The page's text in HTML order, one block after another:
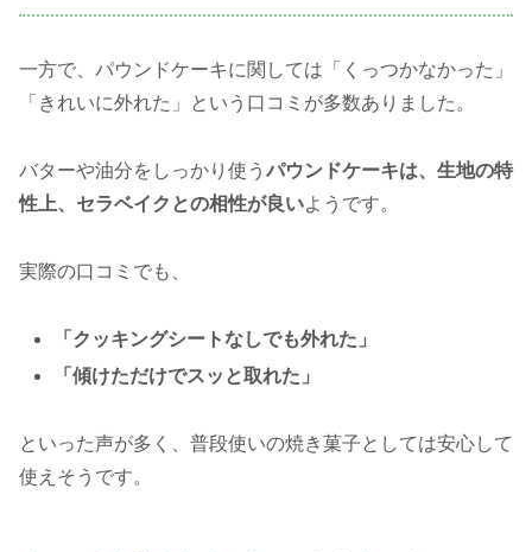
一方で、パウンドケーキに関しては「くっつかなかった」
「きれいに外れた」という口コミが多数ありました。
バターや油分をしっかり使う パウンドケーキは、生地の特
性上、セラベイクとの相性が良いようです。
実際の口コミでも、
「クッキングシートなしでも外れた」
「傾けただけでスッと取れた」
といった声が多く、普段使いの焼き菓子としては安心して
使えそうです。